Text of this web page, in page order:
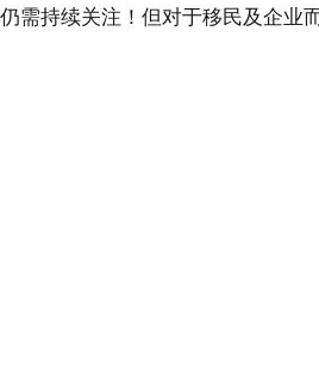
持续关注！但对于移民及企业